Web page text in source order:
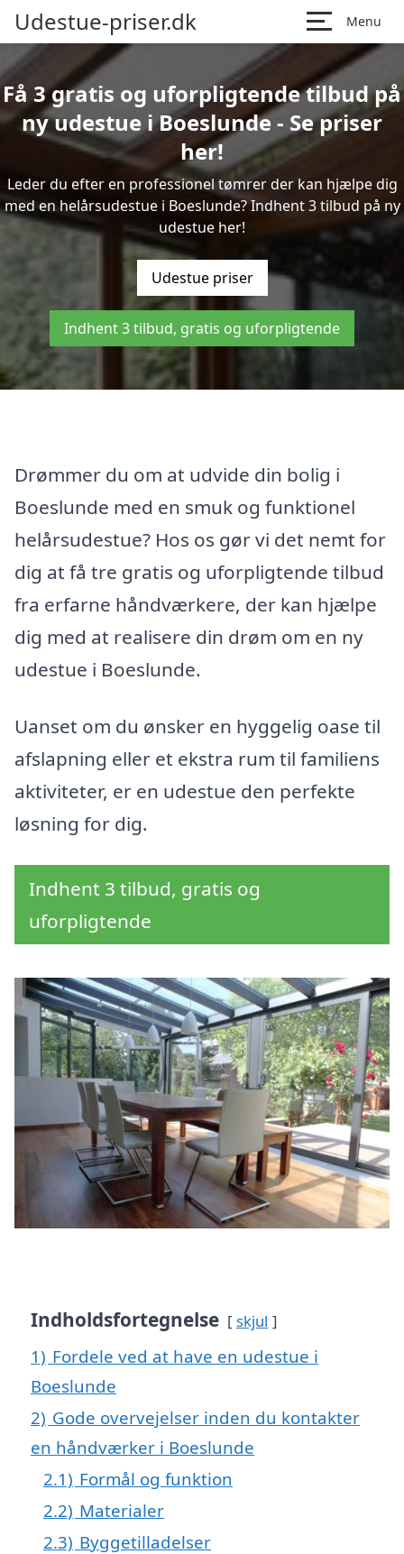
Udestue-priser.dk Menu
Få 3 gratis og uforpligtende tilbud på
ny udestue i Boeslunde - Se priser
her!
Leder du efter en professionel tømrer der kan hjælpe dig
med en helårsudestue i Boeslunde? Indhent 3 tilbud på ny
udestue her!
Udestue priser
Indhent 3 tilbud, gratis og uforpligtende
Drømmer du om at udvide din bolig i
Boeslunde med en smuk og funktionel
helårsudestue? Hos os gør vi det nemt for
dig at få tre gratis og uforpligtende tilbud
fra erfarne håndværkere, der kan hjælpe
dig med at realisere din drøm om en ny
udestue i Boeslunde.
Uanset om du ønsker en hyggelig oase til
afslapning eller et ekstra rum til familiens
aktiviteter, er en udestue den perfekte
løsning for dig.
Indhent 3 tilbud, gratis og
uforpligtende
Indholdsfortegnelse skjul
1) Fordele ved at have en udestue i
Boeslunde
2) Gode overvejelser inden du kontakter
en håndværker i Boeslunde
2.1) Formål og funktion
2.2) Materialer
2.3) Byggetilladelser